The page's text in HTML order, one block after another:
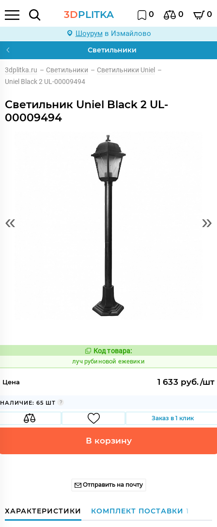
3DPLITKA 0 0 0
Шоурум в Измайлово
Светильники
3dplitka.ru – Светильники – Светильники Uniel –
Uniel Black 2 UL-00009494
Светильник Uniel Black 2 UL-
00009494
« »
Код:
900524
Код товара:
луч рубиновой ежевики
Цена 1 633 руб./шт
НАЛИЧИЕ: 65 ШТ
Заказ в 1 клик
В корзину
Отправить на почту
ХАРАКТЕРИСТИКИ КОМПЛЕКТ ПОСТАВКИ 1